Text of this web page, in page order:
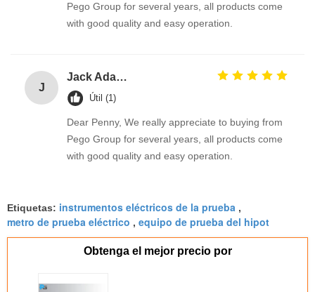
Pego Group for several years, all products come
with good quality and easy operation.
J
Jack Adams
Útil (1)
Dear Penny, We really appreciate to buying from
Pego Group for several years, all products come
with good quality and easy operation.
Etiquetas: instrumentos eléctricos de la prueba ,
metro de prueba eléctrico , equipo de prueba del hipot
Obtenga el mejor precio por